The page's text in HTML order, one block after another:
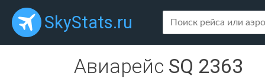
SkyStats.ru
Авиарейс SQ 2363